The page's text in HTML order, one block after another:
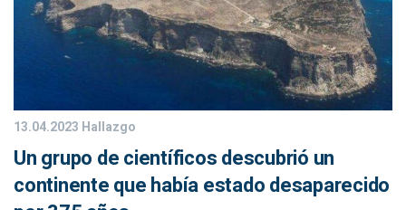
13.04.2023 Hallazgo
Un grupo de científicos descubrió un
continente que había estado desaparecido